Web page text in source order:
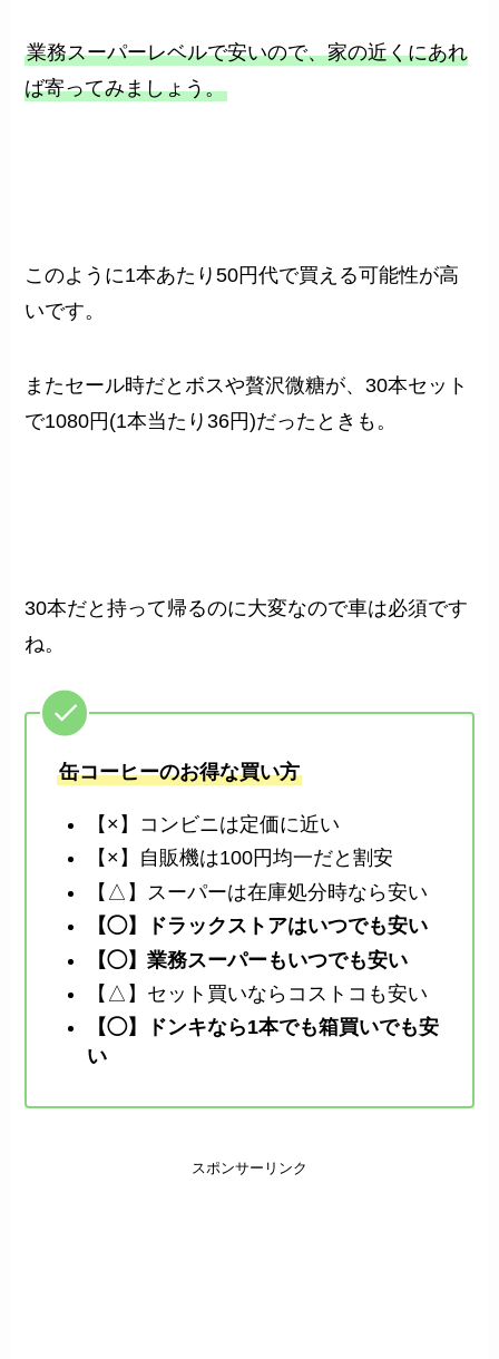
業務スーパーレベルで安いので、家の近くにあれ
ば寄ってみましょう。
このように1本あたり50円代で買える可能性が高
いです。
またセール時だとボスや贅沢微糖が、30本セット
で1080円(1本当たり36円)だったときも。
30本だと持って帰るのに大変なので車は必須です
ね。
缶コーヒーのお得な買い方
【×】コンビニは定価に近い
【×】自販機は100円均一だと割安
【△】スーパーは在庫処分時なら安い
【◯】ドラックストアはいつでも安い
【◯】業務スーパーもいつでも安い
【△】セット買いならコストコも安い
【◯】ドンキなら1本でも箱買いでも安
い
スポンサーリンク